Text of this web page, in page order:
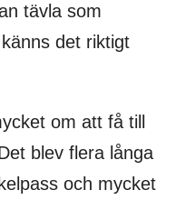
tävla som
det riktigt
om att få till
blev flera långa
och mycket